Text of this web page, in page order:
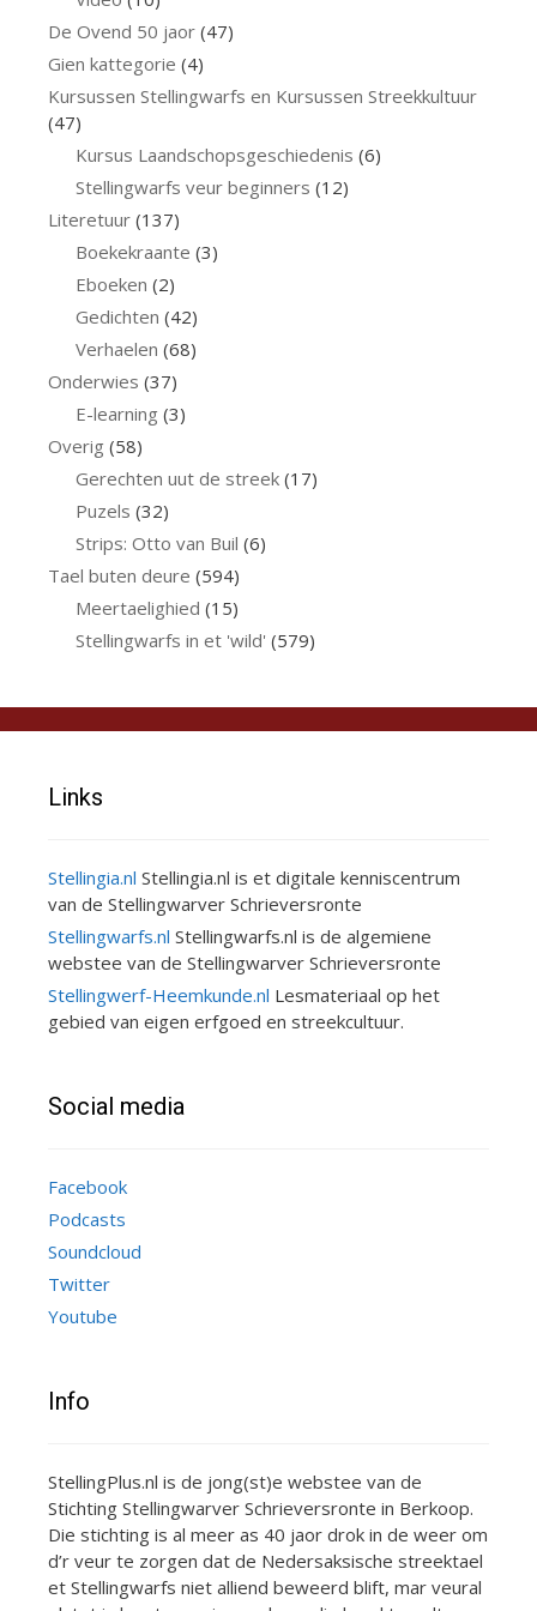
De Ovend 50 jaor (47)
Gien kattegorie (4)
Kursussen Stellingwarfs en Kursussen Streekkultuur
(47)
Kursus Laandschopsgeschiedenis (6)
Stellingwarfs veur beginners (12)
Literetuur (137)
Boekekraante (3)
Eboeken (2)
Gedichten (42)
Verhaelen (68)
Onderwies (37)
E-learning (3)
Overig (58)
Gerechten uut de streek(17)
Puzels (32)
Strips: Otto van Buil (6)
Tael buten deure (594)
Meertaelighied (15)
Stellingwarfs in et 'wild' (579)
Links
Stellingia.nl Stellingia.nl is et digitale kenniscentrum
van de Stellingwarver Schrieversronte
Stellingwarfs.nl Stellingwarfs.nl is de algemiene
webstee van de Stellingwarver Schrieversronte
Stellingwerf-Heemkunde.nl Lesmateriaal op het
gebied van eigen erfgoed en streekcultuur.
Social media
Facebook
Podcasts
Soundcloud
Twitter
Youtube
Info
StellingPlus.nl is de jong(st)e webstee van de
Stichting Stellingwarver Schrieversronte in Berkoop.
Die stichting is al meer as 40 jaor drok in de weer om
d’r veur te zorgen dat de Nedersaksische streektael
et Stellingwarfs niet alliend beweerd blift, mar veural